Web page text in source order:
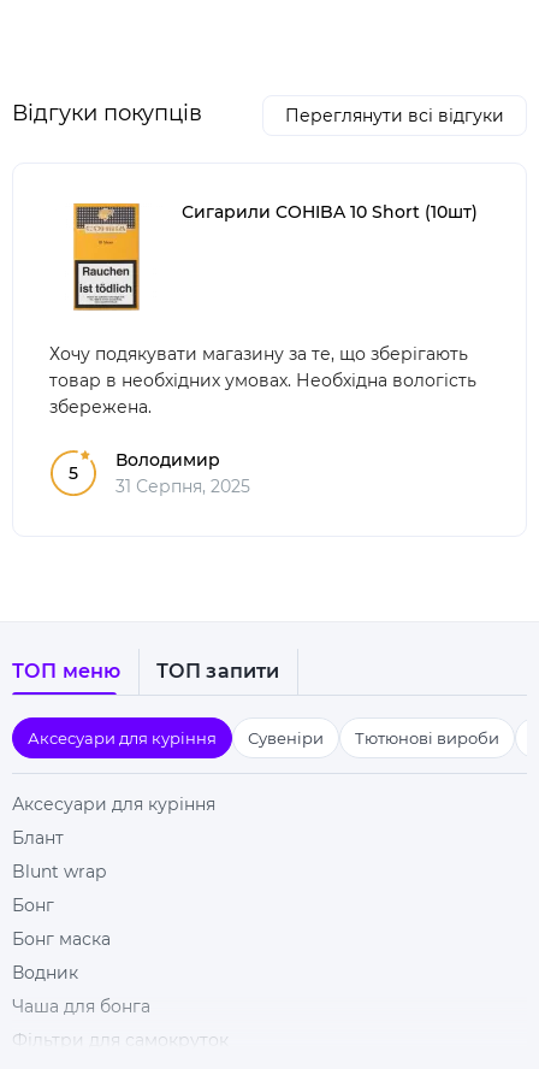
Відгуки покупців Переглянути всі відгуки
Сигарили COHIBA 10 Short (10шт)
Хочу подякувати магазину за те, що зберігають
товар в необхідних умовах. Необхідна вологість
збережена.
5
Володимир
31 Серпня, 2025
ТОП меню ТОП запити
Аксесуари для куріння Сувеніри Тютюнові вироби
Аксесуари для куріння
Блант
Blunt wrap
Бонг
Бонг маска
Водник
Чаша для бонга
Фільтри для самокруток